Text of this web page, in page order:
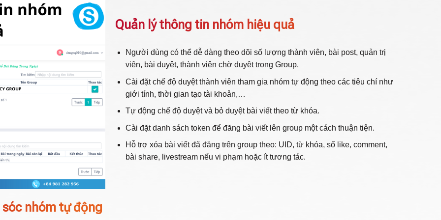
Quản lý thông tin nhóm hiệu quả
Người dùng có thể dễ dàng theo dõi số lượng thành viên, bài post, quản trị
viên, bài duyệt, thành viên chờ duyệt trong Group.
Cài đặt chế độ duyệt thành viên tham gia nhóm tự động theo các tiêu chí như
giới tính, thời gian tạo tài khoản,…
Tự động chế độ duyệt và bỏ duyệt bài viết theo từ khóa.
Cài đặt danh sách token để đăng bài viết lên group một cách thuận tiện.
Hỗ trợ xóa bài viết đã đăng trên group theo: UID, từ khóa, số like, comment,
bài share, livestream nếu vi phạm hoặc ít tương tác.
sóc nhóm tự động